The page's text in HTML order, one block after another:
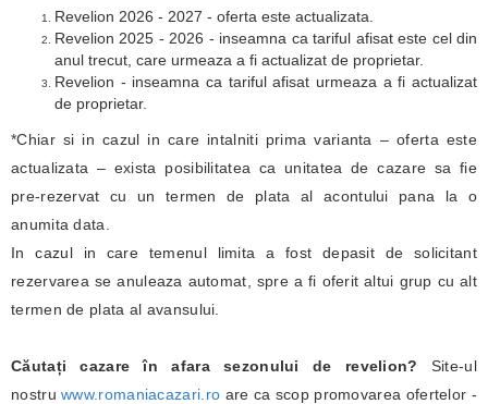
Revelion 2026 - 2027 - oferta este actualizata.
Revelion 2025 - 2026 - inseamna ca tariful afisat este cel din
anul trecut, care urmeaza a fi actualizat de proprietar.
Revelion - inseamna ca tariful afisat urmeaza a fi actualizat
de proprietar.
*Chiar si in cazul in care intalniti prima varianta – oferta este
actualizata – exista posibilitatea ca unitatea de cazare sa fie
pre-rezervat cu un termen de plata al acontului pana la o
anumita data.
In cazul in care temenul limita a fost depasit de solicitant
rezervarea se anuleaza automat, spre a fi oferit altui grup cu alt
termen de plata al avansului.
Căutați cazare în afara sezonului de revelion? Site-ul
nostruwww.romaniacazari.ro are ca scop promovarea ofertelor -